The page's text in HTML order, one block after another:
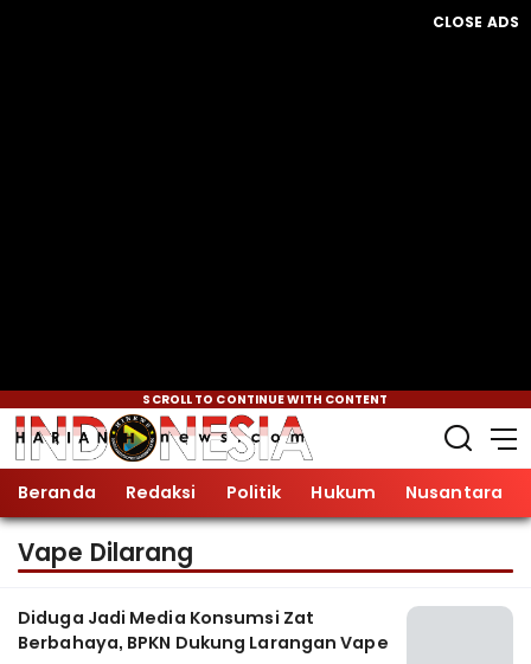
CLOSE ADS
SCROLL TO CONTINUE WITH CONTENT
Beranda Redaksi Politik Hukum Nusantara
Vape Dilarang
Diduga Jadi Media Konsumsi Zat
Berbahaya, BPKN Dukung Larangan Vape